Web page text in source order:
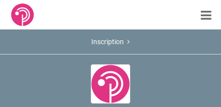
Inscription